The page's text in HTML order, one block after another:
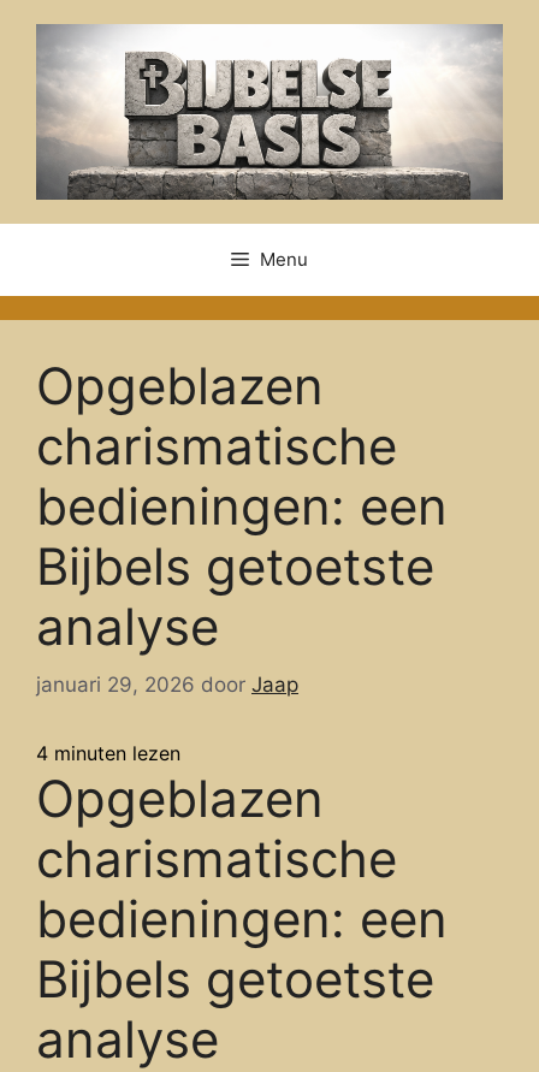
inhoud
Menu
Opgeblazen
charismatische
bedieningen: een
Bijbels getoetste
analyse
januari 29, 2026 door Jaap
4 minuten lezen
Opgeblazen
charismatische
bedieningen: een
Bijbels getoetste
analyse